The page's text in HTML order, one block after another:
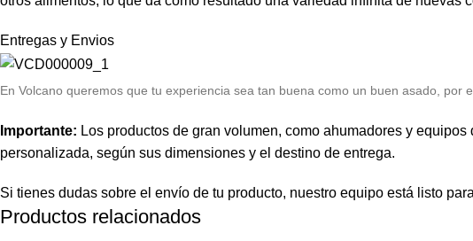
Entregas y Envios
En Volcano queremos que tu experiencia sea tan buena como un buen asado, por
Importante: Los productos de gran volumen, como ahumadores y
personalizada, según sus dimensiones y el destino de entrega.
Si tienes dudas sobre el envío de tu producto, nuestro equipo está listo
Productos relacionados